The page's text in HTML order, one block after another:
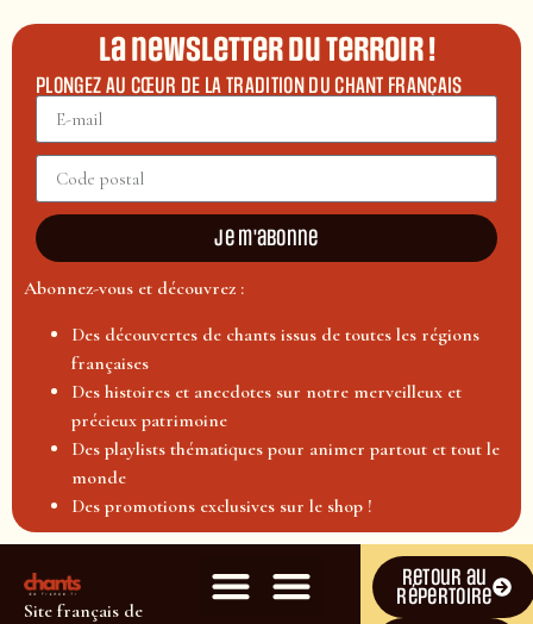
La newsletter du terroir !
PLONGEZ AU CŒUR DE LA TRADITION DU CHANT FRANÇAIS
Je m'abonne
Abonnez-vous et découvrez :
Des découvertes de chants issus de toutes les régions
françaises
Des histoires et anecdotes sur notre merveilleux et
précieux patrimoine
Des playlists thématiques pour animer partout et tout le
monde
Des promotions exclusives sur le shop !
Site français de
Retour au
répertoire